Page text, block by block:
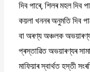
দিব পাৰে, শিলৰ মহল দিব
কয়লা খননৰ অনুমতি দিব
বা অৰণ্য অঞ্চলক
প্ৰস্তাৱিত অভয়াৰণ্যৰ
মাফিয়াৰ স্বাৰ্থত হস্তী